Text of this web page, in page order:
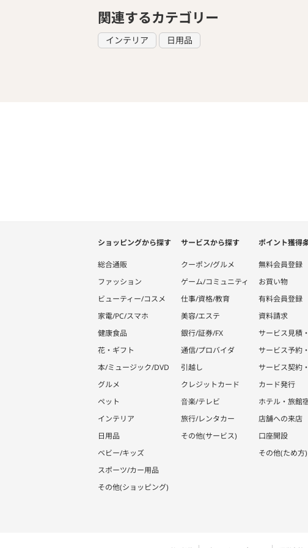
関連するカテゴリー
インテリア 日用品
ショッピングから探す
総合通販
ファッション
ビューティー/コスメ
家電/PC/スマホ
健康食品
花・ギフト
本/ミュージック/DVD
グルメ
ペット
インテリア
日用品
ベビー/キッズ
スポーツ/カー用品
その他(ショッピング)
サービスから探す
クーポン/グルメ
ゲーム/コミュニティ
仕事/資格/教育
美容/エステ
銀行/証券/FX
通信/プロバイダ
引越し
クレジットカード
音楽/テレビ
旅行/レンタカー
その他(サービス)
ポイント獲得
無料会員登録
お買い物
有料会員登録
資料請求
サービス見積
サービス予約
サービス契約
カード発行
ホテル・旅館
店舗への来店
口座開設
その他(ため方)